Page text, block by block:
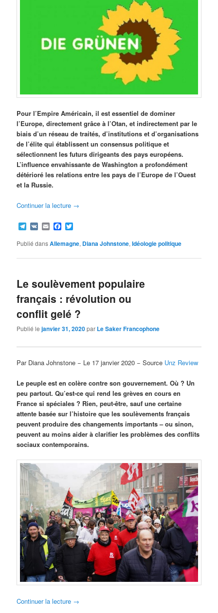
Pour l’Empire Américain, il est essentiel de dominer
l’Europe, directement grâce à l’Otan, et indirectement par le
biais d’un réseau de traités, d’institutions et d’organisations
de l’élite qui établissent un consensus politique et
sélectionnent les futurs dirigeants des pays européens.
L’influence envahissante de Washington a profondément
détérioré les relations entre les pays de l’Europe de l’Ouest
et la Russie.
Continuer la lecture →
Telegram
VK EmailFacebook
Publié dansAllemagne, Diana Johnstone,Idéologie politique
Le soulèvement populaire
français : révolution ou
conflit gelé ?
Publié lejanvier 31, 2020par Le Saker Francophone
Par Diana Johnstone − Le 17 janvier 2020 − Source Unz Review
Le peuple est en colère contre son gouvernement. Où ? Un
peu partout. Qu’est-ce qui rend les grèves en cours en
France si spéciales ? Rien, peut-être, sauf une certaine
attente basée sur l’histoire que les soulèvements français
peuvent produire des changements importants – ou sinon,
peuvent au moins aider à clarifier les problèmes des conflits
sociaux contemporains.
Continuer la lecture →